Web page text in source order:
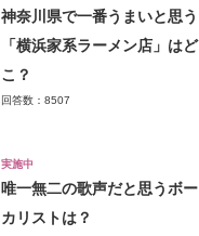
神奈川県で一番うまいと思う
「横浜家系ラーメン店」はど
こ？
回答数：8507
実施中
唯一無二の歌声だと思うボー
カリストは？